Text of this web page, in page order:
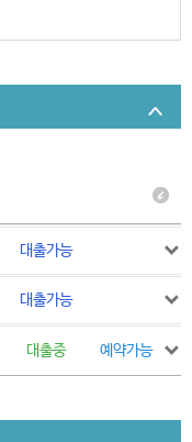
대출가능
대출가능
대출중 예약가능